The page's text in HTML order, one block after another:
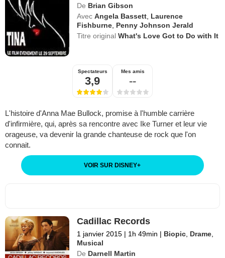
De Brian Gibson
Avec Angela Bassett, Laurence
Fishburne, Penny Johnson Jerald
Titre originalWhat's Love Got to Do with It
Spectateurs
3,9
Mes amis
--
L'histoire d'Anna Mae Bullock, promise à l'humble carrière
d'infirmière, qui, après sa rencontre avec Ike Turner et leur vie
orageuse, va devenir la grande chanteuse de rock que l'on
connait.
VOIR SUR DISNEY+
Cadillac Records
1 janvier 2015 | 1h 49min | Biopic Drame
Musical
De Darnell Martin